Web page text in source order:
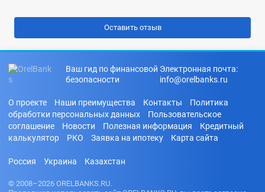
Ваш гид по финансовой
безопасности
Электронная почта:
info@orelbanks.ru
О проекте Наши преимущества Контакты
Политика
обработки персональных данных
Пользовательское
соглашение
Новости Полезная информация
Кредитный
калькулятор
РКО Заявка на ипотеку Карта сайта
Россия Украина Казахстан
© 2008–2026 ORELBANKS.RU.